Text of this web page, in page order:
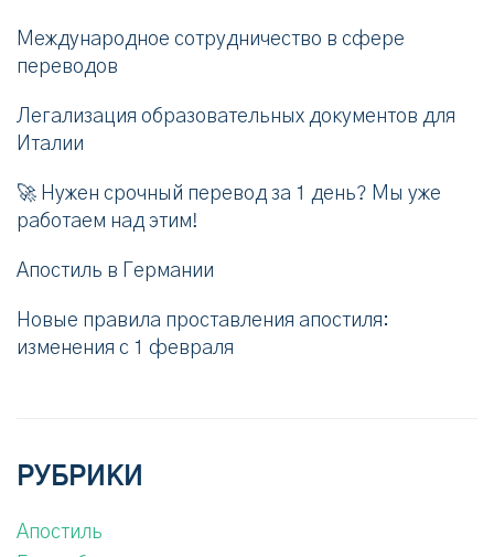
Международное сотрудничество в сфере
переводов
Легализация образовательных документов для
Италии
🚀 Нужен срочный перевод за 1 день? Мы уже
работаем над этим!
Апостиль в Германии
Новые правила проставления апостиля:
изменения с 1 февраля
РУБРИКИ
Апостиль